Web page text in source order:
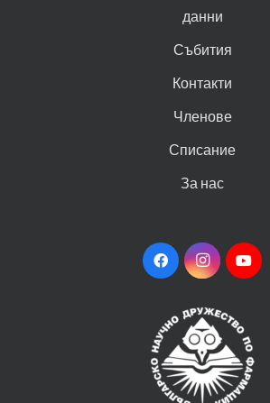
данни
Събития
Контакти
Членове
Списание
За нас